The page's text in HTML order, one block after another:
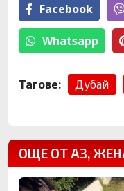
Facebook
Whatsapp
Тагове: Дубай
ОЩЕ ОТ АЗ,